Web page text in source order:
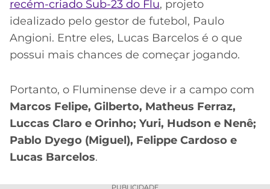
recém-criado Sub-23 do Flu, projeto
idealizado pelo gestor de futebol, Paulo
Angioni. Entre eles, Lucas Barcelos é o que
possui mais chances de começar jogando.
Portanto, o Fluminense deve ir a campo com
Marcos Felipe, Gilberto, Matheus Ferraz,
Luccas Claro e Orinho; Yuri, Hudson e Nenê;
Pablo Dyego (Miguel), Felippe Cardoso e
Lucas Barcelos.
PUBLICIDADE